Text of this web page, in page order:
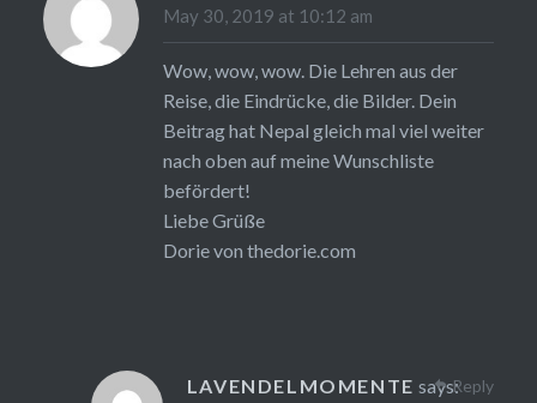
May 30, 2019 at 10:12 am
Wow, wow, wow. Die Lehren aus der
Reise, die Eindrücke, die Bilder. Dein
Beitrag hat Nepal gleich mal viel weiter
nach oben auf meine Wunschliste
befördert!
Liebe Grüße
Dorie von thedorie.com
LAVENDELMOMENTE says:Reply